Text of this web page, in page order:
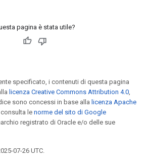
pagina è stata utile?
specificato, i contenuti di questa pagina
licenza Creative Commons Attribution 4.0,
sono concessi in base alla licenza Apache
le norme del sito di Google
registrato di Oracle e/o delle sue
07-26 UTC.